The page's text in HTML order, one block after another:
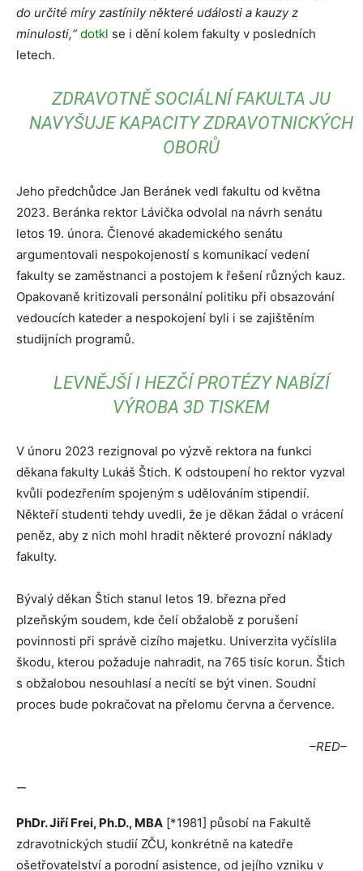
do určité míry zastínily některé události a kauzy z
minulosti,“ dotkl se i dění kolem fakulty v posledních
letech.
ZDRAVOTNĚ SOCIÁLNÍ FAKULTA JU
NAVYŠUJE KAPACITY ZDRAVOTNICKÝCH
OBORŮ
Jeho předchůdce Jan Beránek vedl fakultu od května
2023. Beránka rektor Lávička odvolal na návrh senátu
letos 19. února. Členové akademického senátu
argumentovali nespokojeností s komunikací vedení
fakulty se zaměstnanci a postojem k řešení různých kauz.
Opakovaně kritizovali personální politiku při obsazování
vedoucích kateder a nespokojení byli i se zajištěním
studijních programů.
LEVNĚJŠÍ I HEZČÍ PROTÉZY NABÍZÍ
VÝROBA 3D TISKEM
V únoru 2023 rezignoval po výzvě rektora na funkci
děkana fakulty Lukáš Štich. K odstoupení ho rektor vyzval
kvůli podezřením spojeným s udělováním stipendií.
Někteří studenti tehdy uvedli, že je děkan žádal o vrácení
peněz, aby z nich mohl hradit některé provozní náklady
fakulty.
Bývalý děkan Štich stanul letos 19. března před
plzeňským soudem, kde čelí obžalobě z porušení
povinnosti při správě cizího majetku. Univerzita vyčíslila
škodu, kterou požaduje nahradit, na 765 tisíc korun. Štich
s obžalobou nesouhlasí a necítí se být vinen. Soudní
proces bude pokračovat na přelomu června a července.
–RED–
—
PhDr. Jiří Frei, Ph.D., MBA [*1981] působí na Fakultě
zdravotnických studií ZČU, konkrétně na katedře
ošetřovatelství a porodní asistence, od jejího vzniku v